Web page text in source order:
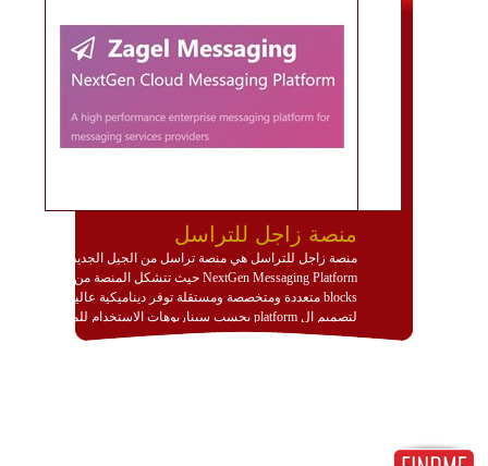
منصة زاجل للتراسل
منصة زاجل للتراسل هي منصة تراسل من الجيل الجديد
NextGen Messaging Platform حيث تتشكل المنصة من
blocks متعددة ومتخصصة ومستقلة توفر ديناميكية عالية
لتصميم ال platform بحسب سيناريوهات الاستخدام للمنصة
وتتوافق مع النشر والاستثمار ضمن بيئة استضافة dedicated